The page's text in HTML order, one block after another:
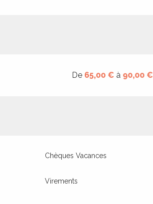
De 65,00 € à 90,00 €
Chèques Vacances
Virements